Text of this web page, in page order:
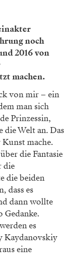
noch
2016 von
machen.
von mir – ein
man sich
Prinzessin,
die Welt an. Das
mache.
die Fantasie
die
die beiden
dass es
dann wollte
Gedanke.
es
Kaydanovskiy
eine